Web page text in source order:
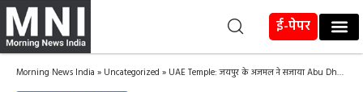
ई-पेपर
Morning News India » Uncategorized » UAE Temple: जयपुर के अजमल ने सजाया Abu Dhabi का हिंदू मंदिर, PM Modi देखकर हुए हैरान